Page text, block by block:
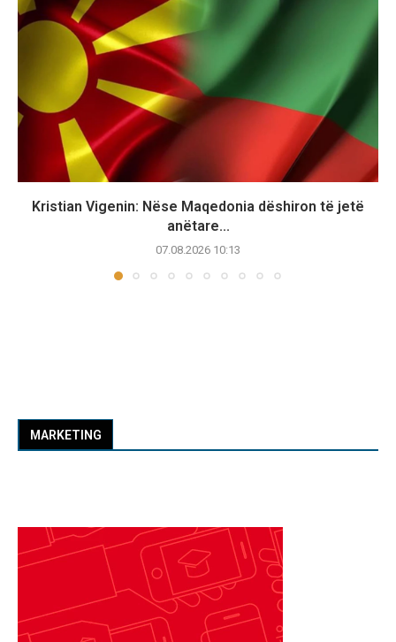
Kristian Vigenin: Nëse Maqedonia dëshiron të jetë
anëtare...
07.08.2026 10:13
MARKETING